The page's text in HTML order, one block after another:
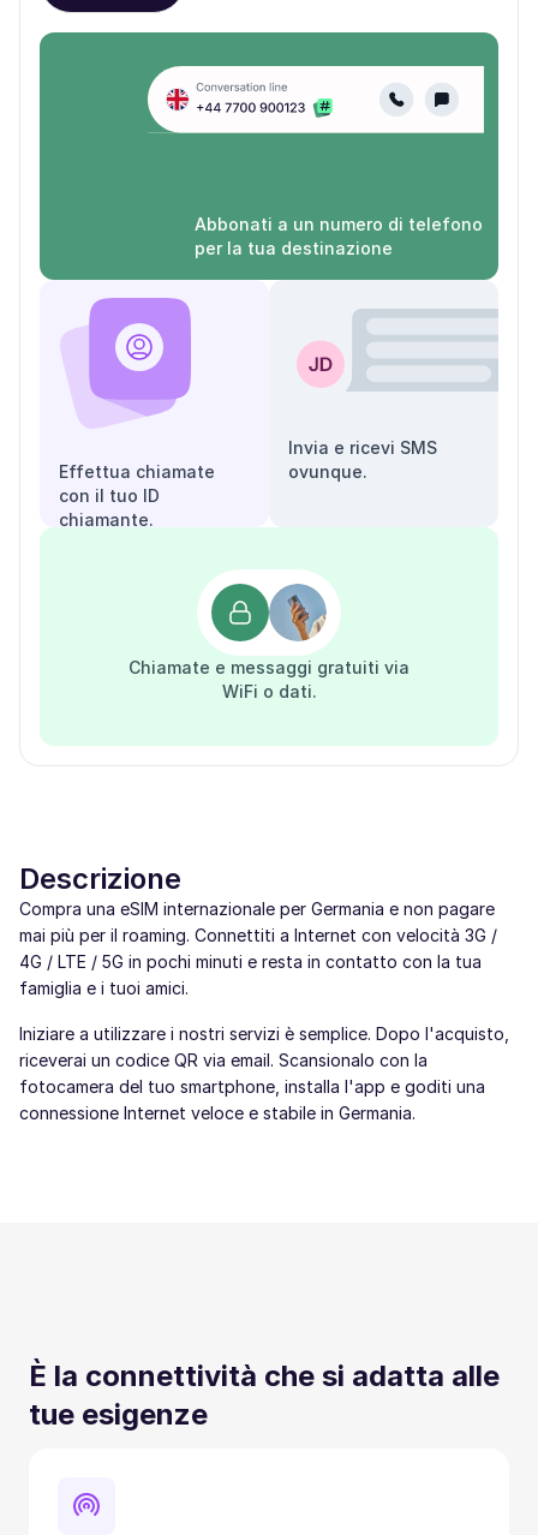
Abbonati a un numero di telefono
per la tua destinazione
Effettua chiamate
con il tuo ID
chiamante.
Invia e ricevi SMS
ovunque.
Chiamate e messaggi gratuiti via
WiFi o dati.
Descrizione
Compra una eSIM internazionale per Germania e non pagare
mai più per il roaming. Connettiti a Internet con velocità 3G /
4G / LTE / 5G in pochi minuti e resta in contatto con la tua
famiglia e i tuoi amici.
Iniziare a utilizzare i nostri servizi è semplice. Dopo l'acquisto,
riceverai un codice QR via email. Scansionalo con la
fotocamera del tuo smartphone, installa l'app e goditi una
connessione Internet veloce e stabile in Germania.
È la connettività che si adatta alle
tue esigenze